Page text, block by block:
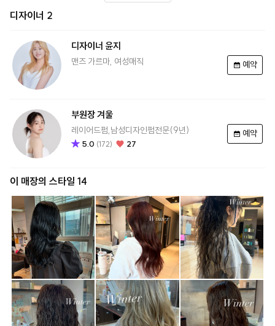
디자이너 2
디자이너 윤지
맨즈 가르마, 여성매직 예약
부원장겨울
레이어드펌,남성디자인펌전문(9년)
5.0 (172) 27
예약
이 매장의 스타일 14